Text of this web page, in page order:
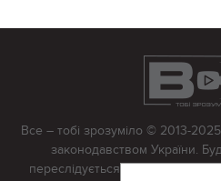
Все – тобі зрозуміло © 2013-
законодавством України.
переслідується в судовому